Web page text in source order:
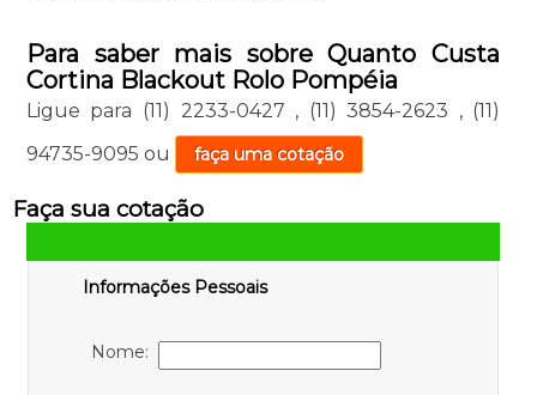
Para saber mais sobre Quanto Custa
Cortina Blackout Rolo Pompéia
Ligue para (11) 2233-0427 , (11) 3854-2623 , (11)
94735-9095 ou faça uma cotação
Faça sua cotação
Informações Pessoais
Nome: